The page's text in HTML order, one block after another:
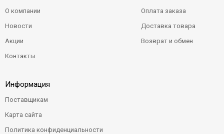
О компании
Новости
Акции
Контакты
Оплата заказа
Доставка товара
Возврат и обмен
Информация
Поставщикам
Карта сайта
Политика конфиденциальности